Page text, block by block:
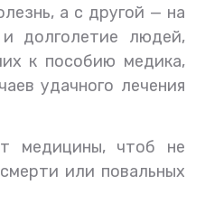
а с другой — на
долголетие людей,
к пособию медика,
удачного лечения
медицины, чтоб не
или повальных